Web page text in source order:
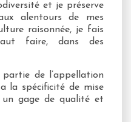
et je préserve
alentours de mes
raisonnée, je fais
faire, dans des
de l’appellation
a la spécificité de mise
gage de qualité et